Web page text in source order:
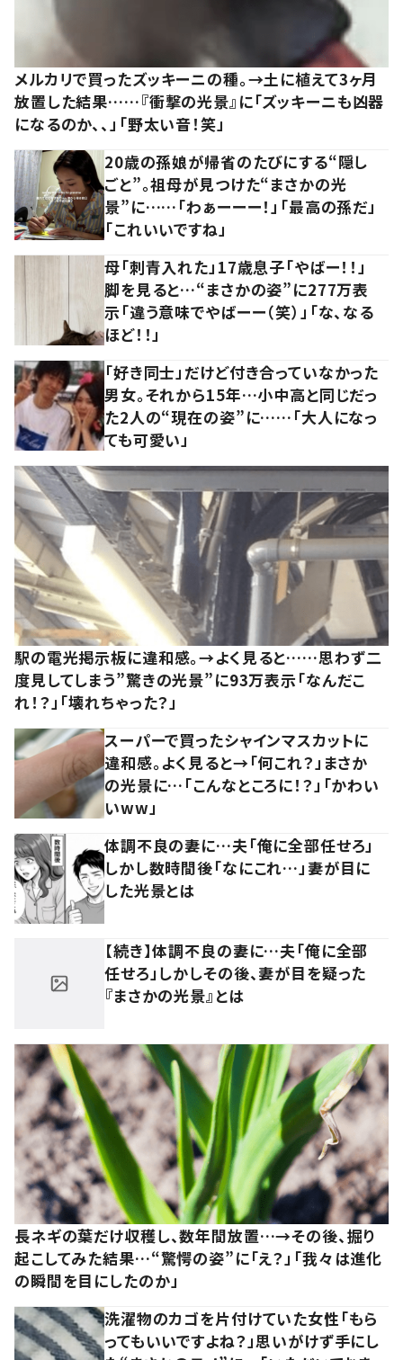
メルカリで買ったズッキーニの種。→土に植えて3ヶ月
放置した結果……『衝撃の光景』に「ズッキーニも凶器
になるのか、、」「野太い音！笑」
20歳の孫娘が帰省のたびにする“隠し
ごと”。祖母が見つけた“まさかの光
景”に……「わぁーーー！」「最高の孫だ」
「これいいですね」
母「刺青入れた」17歳息子「やばー！！」
脚を見ると…“まさかの姿”に277万表
示「違う意味でやばーー（笑）」「な、なる
ほど！！」
「好き同士」だけど付き合っていなかった
男女。それから15年…小中高と同じだっ
た2人の“現在の姿”に……「大人になっ
ても可愛い」
駅の電光掲示板に違和感。→よく見ると……思わず二
度見してしまう”驚きの光景”に93万表示「なんだこ
れ！？」「壊れちゃった？」
スーパーで買ったシャインマスカットに
違和感。よく見ると→「何これ？」まさか
の光景に…「こんなところに！？」「かわい
いww」
体調不良の妻に…夫「俺に全部任せろ」
しかし数時間後「なにこれ…」妻が目に
した光景とは
【続き】体調不良の妻に…夫「俺に全部
任せろ」しかしその後、妻が目を疑った
『まさかの光景』とは
長ネギの葉だけ収穫し、数年間放置…→その後、掘り
起こしてみた結果…“驚愕の姿”に「え？」「我々は進化
の瞬間を目にしたのか」
洗濯物のカゴを片付けていた女性「もら
ってもいいですよね？」思いがけず手にし